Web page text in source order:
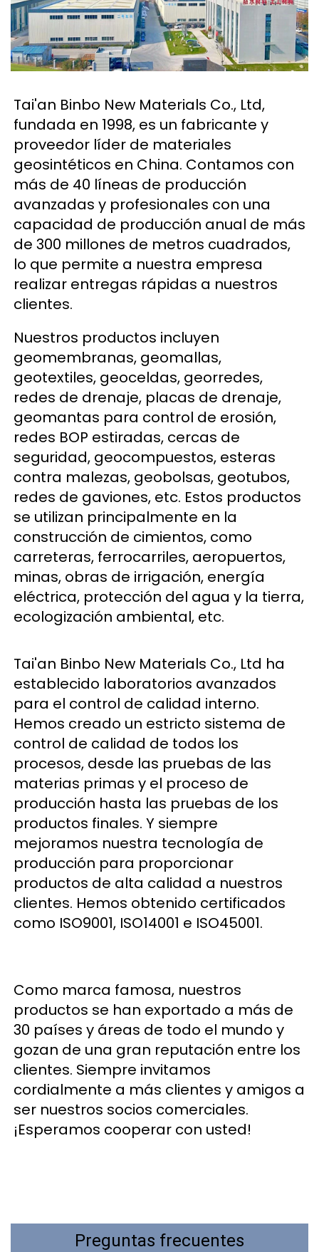
Tai'an Binbo New Materials Co., Ltd,
fundada en 1998, es un fabricante y
proveedor líder de materiales
geosintéticos en China. Contamos con
más de 40 líneas de producción
avanzadas y profesionales con una
capacidad de producción anual de más
de 300 millones de metros cuadrados,
lo que permite a nuestra empresa
realizar entregas rápidas a nuestros
clientes.
Nuestros productos incluyen
geomembranas, geomallas,
geotextiles, geoceldas, georredes,
redes de drenaje, placas de drenaje,
geomantas para control de erosión,
redes BOP estiradas, cercas de
seguridad, geocompuestos, esteras
contra malezas, geobolsas, geotubos,
redes de gaviones, etc. Estos productos
se utilizan principalmente en la
construcción de cimientos, como
carreteras, ferrocarriles, aeropuertos,
minas, obras de irrigación, energía
eléctrica, protección del agua y la tierra,
ecologización ambiental, etc.
Tai'an Binbo New Materials Co., Ltd ha
establecido laboratorios avanzados
para el control de calidad interno.
Hemos creado un estricto sistema de
control de calidad de todos los
procesos, desde las pruebas de las
materias primas y el proceso de
producción hasta las pruebas de los
productos finales. Y siempre
mejoramos nuestra tecnología de
producción para proporcionar
productos de alta calidad a nuestros
clientes. Hemos obtenido certificados
como ISO9001, ISO14001 e ISO45001.
Como marca famosa, nuestros
productos se han exportado a más de
30 países y áreas de todo el mundo y
gozan de una gran reputación entre los
clientes. Siempre invitamos
cordialmente a más clientes y amigos a
ser nuestros socios comerciales.
¡Esperamos cooperar con usted!
Preguntas frecuentes